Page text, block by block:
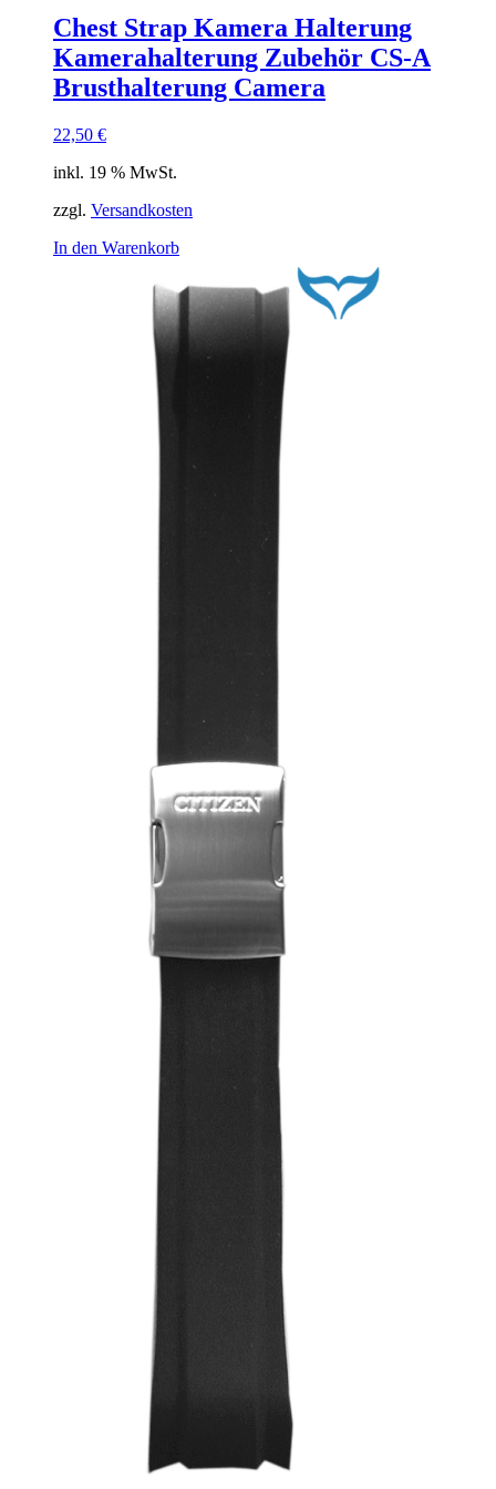
Chest Strap Kamera Halterung
Kamerahalterung Zubehör CS-A
Brusthalterung Camera
22,50 €
inkl. 19 % MwSt.
zzgl. Versandkosten
In den Warenkorb